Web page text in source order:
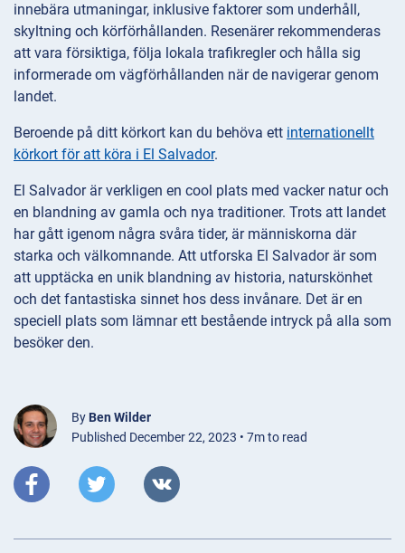
innebära utmaningar, inklusive faktorer som underhåll,
skyltning och körförhållanden. Resenärer rekommenderas
att vara försiktiga, följa lokala trafikregler och hålla sig
informerade om vägförhållanden när de navigerar genom
landet.
Beroende på ditt körkort kan du behöva ett internationellt
körkort för att köra i El Salvador.
El Salvador är verkligen en cool plats med vacker natur och
en blandning av gamla och nya traditioner. Trots att landet
har gått igenom några svåra tider, är människorna där
starka och välkomnande. Att utforska El Salvador är som
att upptäcka en unik blandning av historia, naturskönhet
och det fantastiska sinnet hos dess invånare. Det är en
speciell plats som lämnar ett bestående intryck på alla som
besöker den.
By Ben Wilder
Published December 22, 2023 • 7m to read